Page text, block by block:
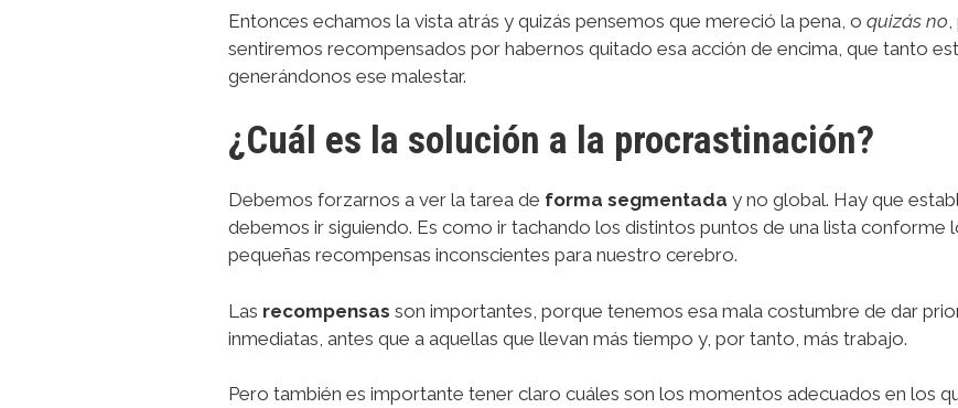
Entonces echamos la vista atrás y quizás pensemos que mereció la pena, o quizás no
sentiremos recompensados por habernos quitado esa acción de encima, que tanto
generándonos ese malestar.
¿Cuál es la solución a la procrastinación?
Debemos forzarnos a ver la tarea de forma segmentada y no global. Hay que
debemos ir siguiendo. Es como ir tachando los distintos puntos de una lista conforme
pequeñas recompensas inconscientes para nuestro cerebro.
Las recompensas son importantes, porque tenemos esa mala costumbre de dar
inmediatas, antes que a aquellas que llevan más tiempo y, por tanto, más trabajo.
Pero también es importante tener claro cuáles son los momentos adecuados en los